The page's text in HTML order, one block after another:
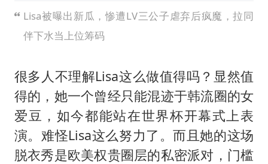
Lisa被曝出新瓜，惨遭LV三公子虐弃后疯魔，拉同
伴下水当上位筹码
很多人不理解Lisa这么做值得吗？显然值
得的，她一个曾经只能混迹于韩流圈的女
爱豆，如今都能站在世界杯开幕式上表
演。难怪Lisa这么努力了。而且她的这场
脱衣秀是欧美权贵圈层的私密派对，门槛